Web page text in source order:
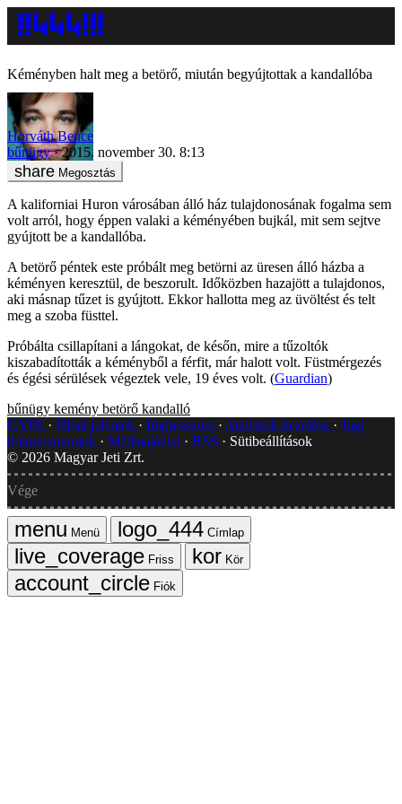
Kéményben halt meg a betörő, miután begyújtottak a kandallóba
Horváth Bence
bűnügy
2015. november 30. 8:13
Megosztás
A kaliforniai Huron városában álló ház tulajdonosának fogalma sem
volt arról, hogy éppen valaki a kéményében bujkál, mit sem sejtve
gyújtott be a kandallóba.
A betörő péntek este próbált meg betörni az üresen álló házba a
kéményen keresztül, de beszorult. Időközben hazajött a tulajdonos,
aki másnap tűzet is gyújtott. Ekkor hallotta meg az üvöltést és telt
meg a szoba füsttel.
Próbálta csillapítani a lángokat, de későn, mire a tűzoltók
kiszabadították a kéményből a férfit, már halott volt. Füstmérgezés
és égési sérülések végeztek vele, 19 éves volt. (Guardian)
bűnügy kemény betörő kandalló
GYIK
Hibát jelentek Impresszum Javítások kezelése
Jogi
dokumentumok
Médiaajánlat RSS
Sütibeállítások
© 2026 Magyar Jeti Zrt.
Vége
Menü
Címlap
Friss
Kör
Fiók